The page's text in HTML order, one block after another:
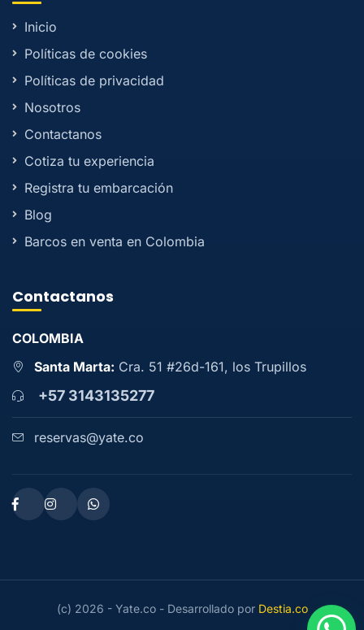
Inicio
Políticas de cookies
Políticas de privacidad
Nosotros
Contactanos
Cotiza tu experiencia
Registra tu embarcación
Blog
Barcos en venta en Colombia
Contactanos
COLOMBIA
Santa Marta: Cra. 51 #26d-161, los Trupillos
+57 3143135277
reservas@yate.co
(c) 2026 - Yate.co - Desarrollado por Destia.co